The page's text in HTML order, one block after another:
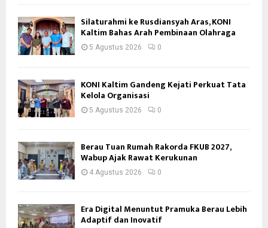
Silaturahmi ke Rusdiansyah Aras, KONI
Kaltim Bahas Arah Pembinaan Olahraga
5 Agustus 2026 0
KONI Kaltim Gandeng Kejati Perkuat Tata
Kelola Organisasi
5 Agustus 2026 0
Berau Tuan Rumah Rakorda FKUB 2027,
Wabup Ajak Rawat Kerukunan
4 Agustus 2026 0
Era Digital Menuntut Pramuka Berau Lebih
Adaptif dan Inovatif